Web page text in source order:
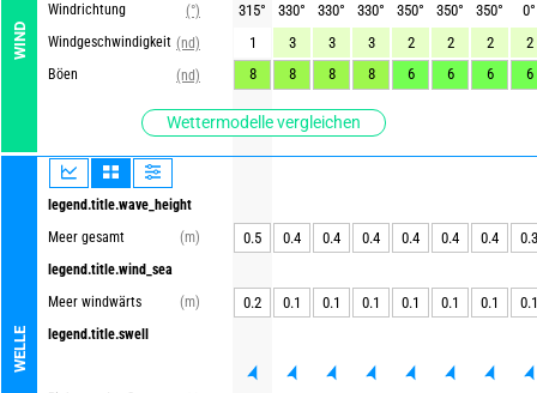
WIND
Windrichtung
(°)
Windgeschwindigkeit (nd)
Böen
(nd)
Wettermodelle vergleichen
WELLE
legend.title.wave_height
Meer gesamt
(m)
legend.title.wind_sea
Meer windwärts
(m)
legend.title.swell
315° 330° 330° 330° 350° 350° 350° 0°
1
3 3 3 2 2 2
2
8
8 8 8 6 6 6 6
0.5 0.4 0.4 0.4 0.4 0.4 0.4 0.3
0.2 0.1 0.1 0.1 0.1 0.1 0.1 0.1